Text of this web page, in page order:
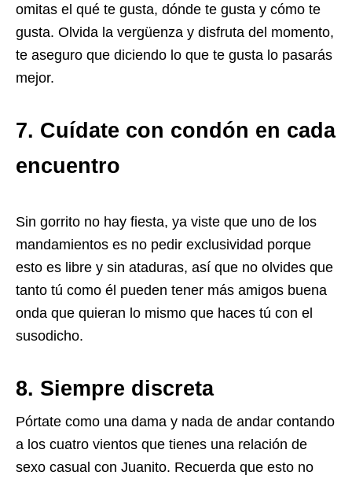
omitas el qué te gusta, dónde te gusta y cómo te
gusta. Olvida la vergüenza y disfruta del momento,
te aseguro que diciendo lo que te gusta lo pasarás
mejor.
7. Cuídate con condón en cada
encuentro
Sin gorrito no hay fiesta, ya viste que uno de los
mandamientos es no pedir exclusividad porque
esto es libre y sin ataduras, así que no olvides que
tanto tú como él pueden tener más amigos buena
onda que quieran lo mismo que haces tú con el
susodicho.
8. Siempre discreta
Pórtate como una dama y nada de andar contando
a los cuatro vientos que tienes una relación de
sexo casual con Juanito. Recuerda que esto no